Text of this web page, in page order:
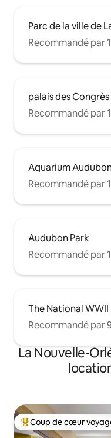
Parc de la ville de
Recommandé par
palais des
Recommandé par
Aquarium
Recommandé par
Audubon Park
Recommandé par
The National WWII
Recommandé par
La Nouvelle-
Coups de cœur
Coup de cœur